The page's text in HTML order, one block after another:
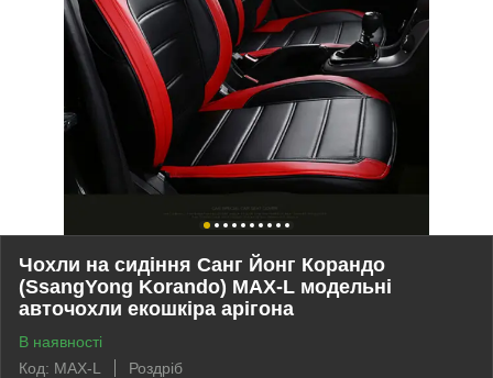
Чохли на сидіння Санг Йонг Корандо
(SsangYong Korando) MAX-L модельні
авточохли екошкіра арігона
В наявності
Код: MAX-L
Роздріб